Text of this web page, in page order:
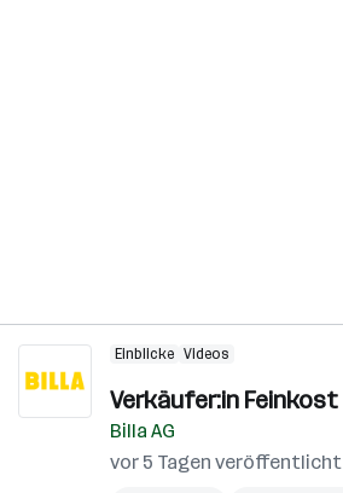
Einblicke Videos
Verkäufer:in Feinkost
Billa AG
vor 5 Tagen veröffentlicht